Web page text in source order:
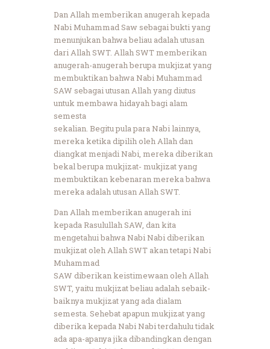
Dan Allah memberikan anugerah kepada
Nabi Muhammad Saw sebagai bukti yang
menunjukan bahwa beliau adalah utusan
dari Allah SWT. Allah SWT memberikan
anugerah-anugerah berupa mukjizat yang
membuktikan bahwa Nabi Muhammad
SAW sebagai utusan Allah yang diutus
untuk membawa hidayah bagi alam
semesta
sekalian. Begitu pula para Nabi lainnya,
mereka ketika dipilih oleh Allah dan
diangkat menjadi Nabi, mereka diberikan
bekal berupa mukjizat- mukjizat yang
membuktikan kebenaran mereka bahwa
mereka adalah utusan Allah SWT.
Dan Allah memberikan anugerah ini
kepada Rasulullah SAW, dan kita
mengetahui bahwa Nabi Nabi diberikan
mukjizat oleh Allah SWT akan tetapi Nabi
Muhammad
SAW diberikan keistimewaan oleh Allah
SWT, yaitu mukjizat beliau adalah sebaik-
baiknya mukjizat yang ada dialam
semesta. Sehebat apapun mukjizat yang
diberika kepada Nabi Nabi terdahulu tidak
ada apa-apanya jika dibandingkan dengan